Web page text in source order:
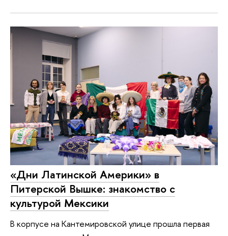
«Дни Латинской Америки» в
Питерской Вышке: знакомство с
культурой Мексики
В корпусе на Кантемировской улице прошла первая